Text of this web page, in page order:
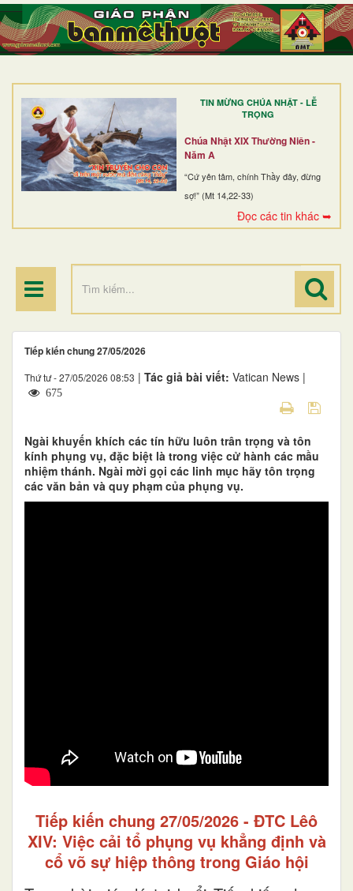
TIN MỪNG CHÚA NHẬT - LỄ
TRỌNG
Chúa Nhật XIX Thường Niên -
Năm A
“Cứ yên tâm, chính Thầy đây, đừng
sợ!” (Mt 14,22-33)
Đọc các tin khác ➥
TRANG NHẤT
GIỚI THIỆU
DÒNG TU
BAN MỤC VỤ
ĐOÀN THỂ CG
ĐIỂM HÀNH HƯƠNG
Tiếp kiến chung 27/05/2026
Thứ tư - 27/05/2026 08:53 | Tác giả bài viết: Vatican News |
675
Ngài khuyến khích các tín hữu luôn trân trọng và tôn
kính phụng vụ, đặc biệt là trong việc cử hành các mầu
nhiệm thánh. Ngài mời gọi các linh mục hãy tôn trọng
các văn bản và quy phạm của phụng vụ.
Tiếp kiến chung 27/05/2026 - ĐTC Lêô
XIV: Việc cải tổ phụng vụ khẳng định và
cổ võ sự hiệp thông trong Giáo hội